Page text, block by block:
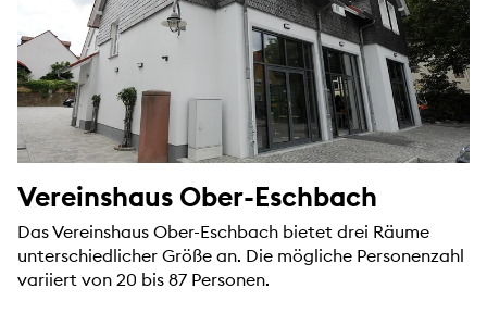
Vereinshaus Ober-Eschbach
Das Vereinshaus Ober-Eschbach bietet drei Räume
unterschiedlicher Größe an. Die mögliche Personenzahl
variiert von 20 bis 87 Personen.